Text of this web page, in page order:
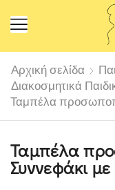
Αρχική σελίδα
Διακοσμητικά
Ταμπέλα
Ταμπέλα
Συννεφάκι